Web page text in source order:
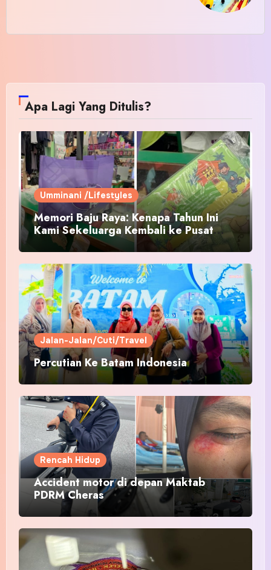
Apa Lagi Yang Ditulis?
Umminani /Lifestyles
Memori Baju Raya: Kenapa Tahun Ini
Kami Sekeluarga Kembali ke Pusat
Pakaian Hari-Hari?
Jalan-Jalan/Cuti/Travel
Percutian Ke Batam Indonesia
Rencah Hidup
Accident motor di depan Maktab
PDRM Cheras